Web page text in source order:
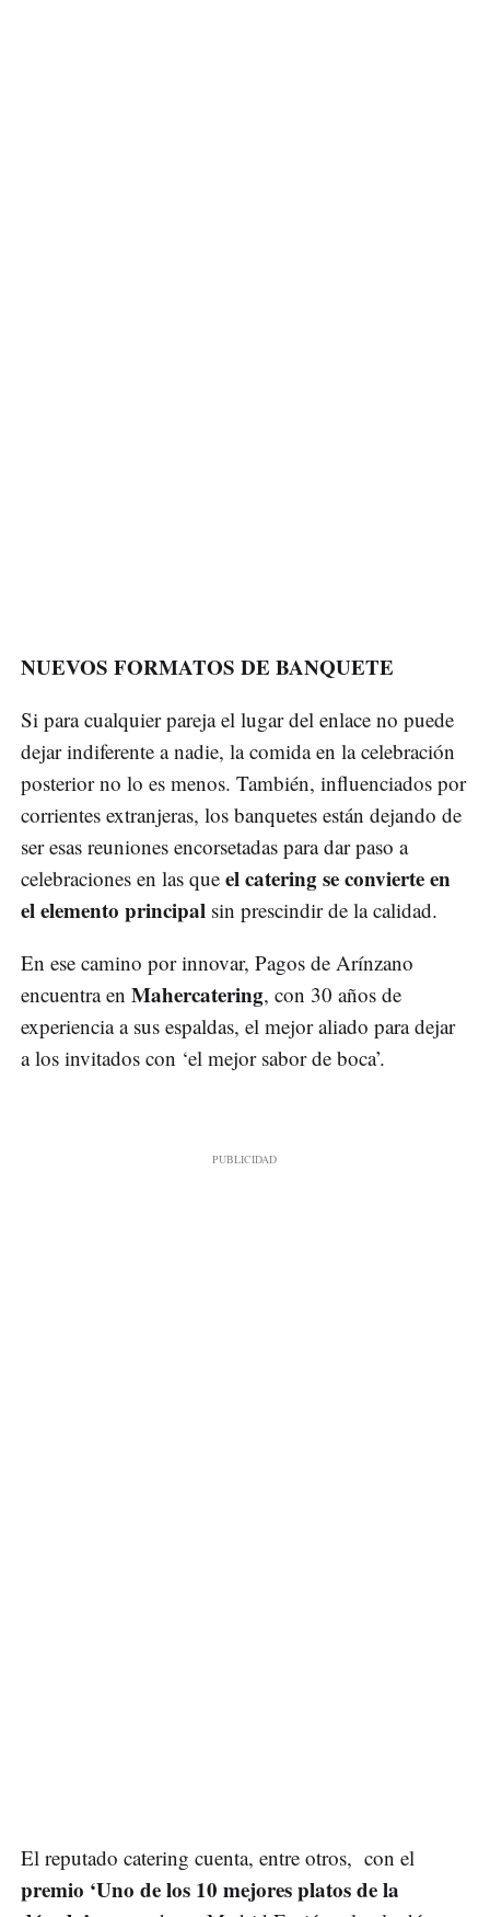
NUEVOS FORMATOS DE BANQUETE
Si para cualquier pareja el lugar del enlace no puede
dejar indiferente a nadie, la comida en la celebración
posterior no lo es menos. También, influenciados por
corrientes extranjeras, los banquetes están dejando de
ser esas reuniones encorsetadas para dar paso a
celebraciones en las que el catering se convierte en
el elemento principal sin prescindir de la calidad.
En ese camino por innovar, Pagos de Arínzano
encuentra en Mahercatering, con 30 años de
experiencia a sus espaldas, el mejor aliado para dejar
a los invitados con ‘el mejor sabor de boca’.
El reputado catering cuenta, entre otros, con el
premio ‘Uno de los 10 mejores platos de la